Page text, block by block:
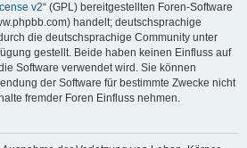
v2“ (GPL) bereitgestellten Foren-Software
handelt; deutschsprachige
die deutschsprachige Community unter
gestellt. Beide haben keinen Einfluss auf
Software verwendet wird. Sie können
der Software für bestimmte Zwecke nicht
fremder Foren Einfluss nehmen.